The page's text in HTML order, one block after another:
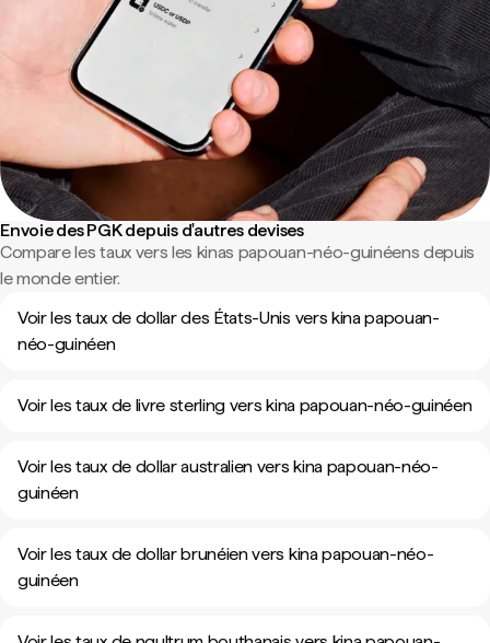
Envoie des PGK depuis d'autres devises
Compare les taux vers les kinas papouan-néo-guinéens depuis
le monde entier.
Voir les taux de dollar des États-Unis vers kina papouan-
néo-guinéen
Voir les taux de livre sterling vers kina papouan-néo-guinéen
Voir les taux de dollar australien vers kina papouan-néo-
guinéen
Voir les taux de dollar brunéien vers kina papouan-néo-
guinéen